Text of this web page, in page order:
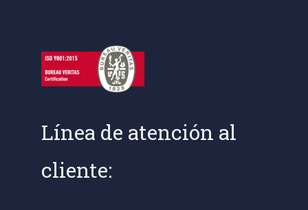
Línea de atención al
cliente: